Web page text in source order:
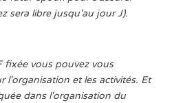
sera libre jusqu'au jour J).
fixée vous pouvez vous
l'organisation et les activités. Et
dans l'organisation du